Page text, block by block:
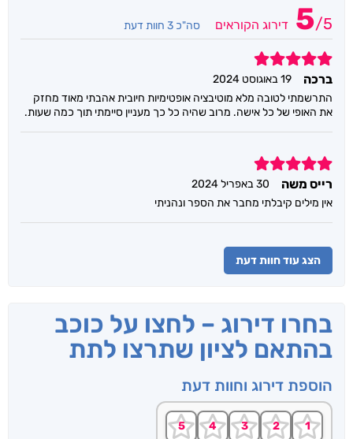
5/5 דירוג הקוראים סה"כ 3 חוות דעת
5
ברכה
19 באוגוסט 2024
התרשמתי לטובה מלא מוטיבציה אופטימיות חיובית אהבתי מאוד מחזק
את האופי של כל אישה. מרוב שהיה כל כך מעניין סיימתי תוך כמה שעות.
5
רייס משה
30 באפריל 2024
אין מילים קיבלתי מחבר את הספר ונהניתי
הצג עוד חוות דעת
בחרו דירוג – לחצו על כוכב
בהתאם לציון שתרצו לתת
הוספת דירוג וחוות דעת